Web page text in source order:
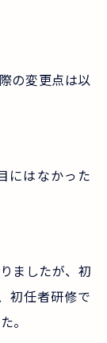
の変更点は以
にはなかった
ましたが、初
初任者研修で
。